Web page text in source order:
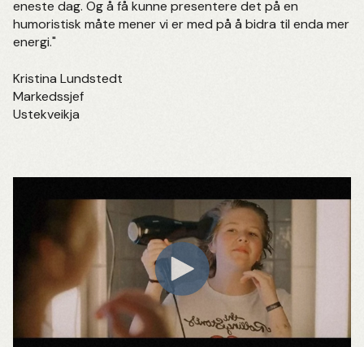
eneste dag. Og å få kunne presentere det på en
humoristisk måte mener vi er med på å bidra til enda mer
energi."
Kristina Lundstedt
Markedssjef
Ustekveikja